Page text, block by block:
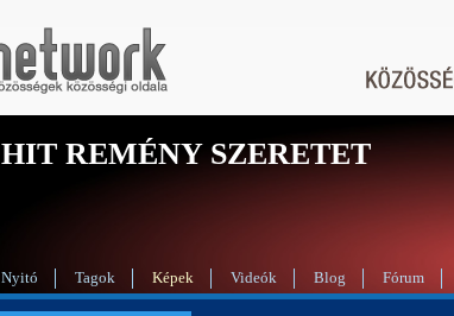
HIT REMÉNY SZERETET
Nyitó Tagok Képek Videók Blog Fórum